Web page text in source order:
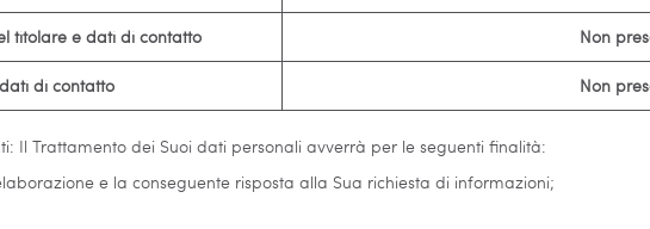
titolare e dati di contatto Non
di contatto Non
Il Trattamento dei Suoi dati personali avverrà per le seguenti finalità:
e la conseguente risposta alla Sua richiesta di informazioni;